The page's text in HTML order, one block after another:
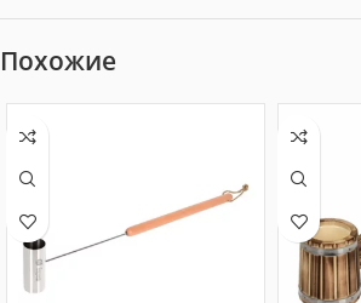
Похожие